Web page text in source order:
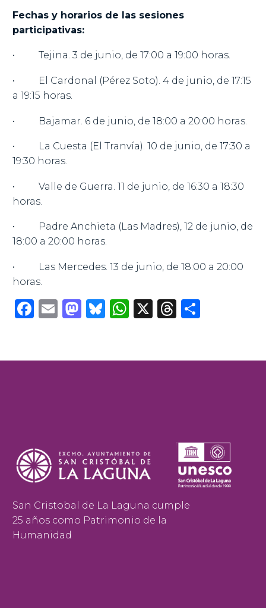
Fechas y horarios de las sesiones
participativas:
• Tejina. 3 de junio, de 17:00 a 19:00 horas.
• El Cardonal (Pérez Soto). 4 de junio, de 17:15
a 19:15 horas.
• Bajamar. 6 de junio, de 18:00 a 20:00 horas.
• La Cuesta (El Tranvía). 10 de junio, de 17:30 a
19:30 horas.
• Valle de Guerra. 11 de junio, de 16:30 a 18:30
horas.
• Padre Anchieta (Las Madres), 12 de junio, de
18:00 a 20:00 horas.
• Las Mercedes. 13 de junio, de 18:00 a 20:00
horas.
Facebook
EmailMastodon
Bluesky
WhatsApp
X Threads
San Cristobal de La Laguna cumple
25 años como Patrimonio de la
Humanidad